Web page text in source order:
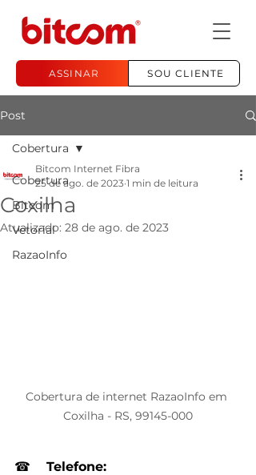
SOU CLIENTE
ASSINAR
Post
Cobertura
Bitcom
Vetorial
RazaoInfo
Cobertura
Coxilha
Bitcom Internet Fibra
25 de ago. de 2023 1 min de leitura
Atualizado: 28 de ago. de 2023
Cobertura de internet RazaoInfo em
Coxilha - RS, 99145-000
☎
Telefone: